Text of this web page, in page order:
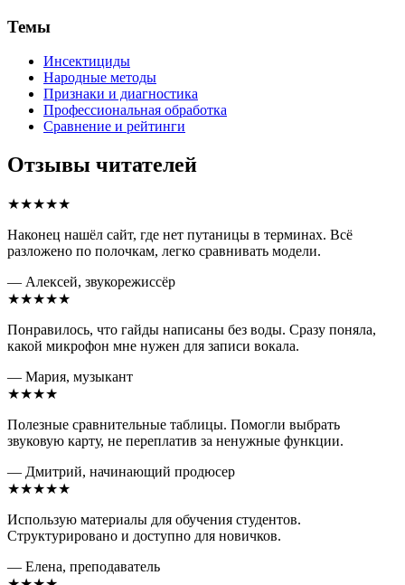
Темы
Инсектициды
Народные методы
Признаки и диагностика
Профессиональная обработка
Сравнение и рейтинги
Отзывы читателей
★★★★★
Наконец нашёл сайт, где нет путаницы в терминах. Всё
разложено по полочкам, легко сравнивать модели.
— Алексей, звукорежиссёр
★★★★★
Понравилось, что гайды написаны без воды. Сразу поняла,
какой микрофон мне нужен для записи вокала.
— Мария, музыкант
★★★★
Полезные сравнительные таблицы. Помогли выбрать
звуковую карту, не переплатив за ненужные функции.
— Дмитрий, начинающий продюсер
★★★★★
Использую материалы для обучения студентов.
Структурировано и доступно для новичков.
— Елена, преподаватель